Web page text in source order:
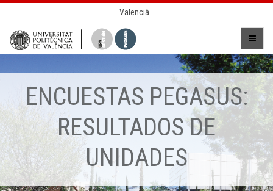
Valencià
ENCUESTAS PEGASUS:
RESULTADOS DE
UNIDADES